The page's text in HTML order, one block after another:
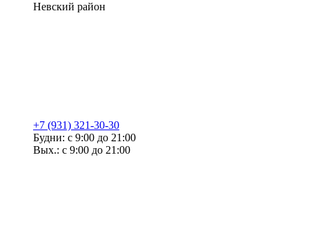
Невский район
+7 (931) 321-30-30
Будни: с 9:00 до 21:00
Вых.: с 9:00 до 21:00